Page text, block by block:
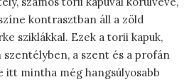
kontrasztban áll a zöld
sziklákkal. Ezek a torii kapuk,
szentélyben, a szent és a profán
itt mintha még hangsúlyosabb